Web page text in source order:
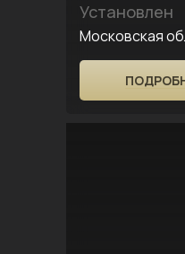
Установлен
Московская